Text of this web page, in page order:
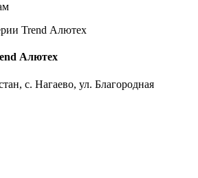
Алютех
с. Нагаево, ул. Благородная